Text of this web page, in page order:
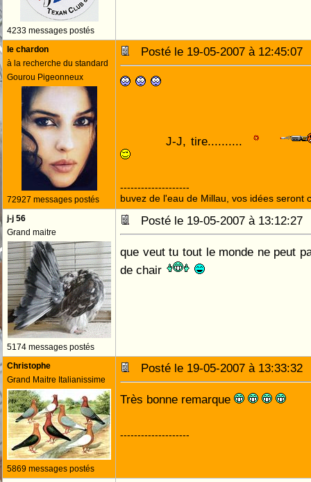
4233 messages postés
le chardon
à la recherche du standard
Gourou Pigeonneux
72927 messages postés
Posté le 19-05-2007 à
J-J, tire..........
--------------------
buvez de l'eau de Millau, vos idées seront
j-j 56
Grand maitre
5174 messages postés
Posté le 19-05-2007 à
que veut tu tout le monde ne peut
de chair
Christophe
Grand Maitre Italianissime
5869 messages postés
Posté le 19-05-2007 à
Très bonne remarque
--------------------